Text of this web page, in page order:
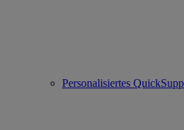
Personalisiertes